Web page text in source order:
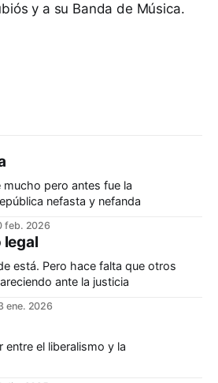
y a su Banda de Música.
pero antes fue la
nefasta y nefanda
feb. 2026
legal
está. Pero hace falta que otros
ante la justicia
ene. 2026
entre el liberalismo y la